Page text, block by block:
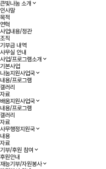
큰빛나눔 소개
인사말
목적
연혁
사업내용/정관
조직
기부금 내역
사무실 안내
사업/프로그램소개
기본사업
나눔지원사업국
내용/프로그램
갤러리
자료
배움지원사업국
내용/프로그램
갤러리
자료
사무행정지원국
내용
자료
기부/후원 참여
후원안내
재능기부/자원봉사